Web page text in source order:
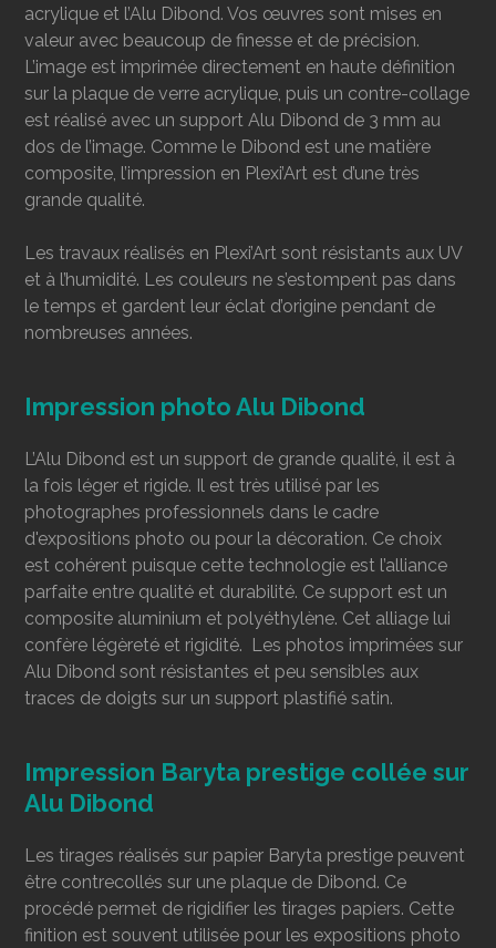
acrylique et l’Alu Dibond. Vos œuvres sont mises en
valeur avec beaucoup de finesse et de précision.
L’image est imprimée directement en haute définition
sur la plaque de verre acrylique, puis un contre-collage
est réalisé avec un support Alu Dibond de 3 mm au
dos de l’image. Comme le Dibond est une matière
composite, l’impression en Plexi’Art est d’une très
grande qualité.
Les travaux réalisés en Plexi’Art sont résistants aux UV
et à l’humidité. Les couleurs ne s’estompent pas dans
le temps et gardent leur éclat d’origine pendant de
nombreuses années.
Impression photo Alu Dibond
L’Alu Dibond est un support de grande qualité, il est à
la fois léger et rigide. Il est très utilisé par les
photographes professionnels dans le cadre
d'expositions photo ou pour la décoration. Ce choix
est cohérent puisque cette technologie est l’alliance
parfaite entre qualité et durabilité. Ce support est un
composite aluminium et polyéthylène. Cet alliage lui
confère légèreté et rigidité. Les photos imprimées sur
Alu Dibond sont résistantes et peu sensibles aux
traces de doigts sur un support plastifié satin.
Impression Baryta prestige collée sur
Alu Dibond
Les tirages réalisés sur papier Baryta prestige peuvent
être contrecollés sur une plaque de Dibond. Ce
procédé permet de rigidifier les tirages papiers. Cette
finition est souvent utilisée pour les expositions photo